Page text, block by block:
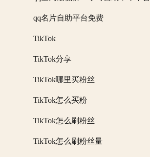
qq名片自助平台免费
TikTok
TikTok分享
TikTok哪里买粉丝
TikTok怎么买粉
TikTok怎么刷粉丝
TikTok怎么刷粉丝量